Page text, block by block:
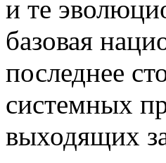
и те
базовая
последнее
системных
выходящих